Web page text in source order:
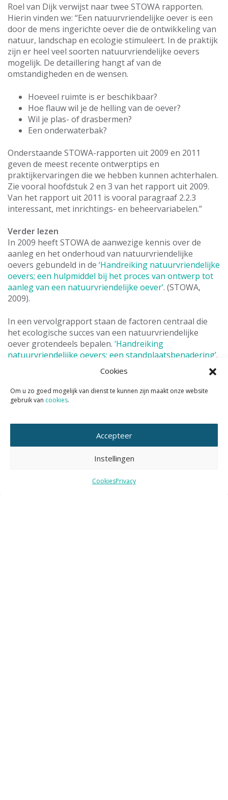
Cookies
Om u zo goed mogelijk van dienst te kunnen zijn maakt onze website
gebruik van cookies.
Accepteer
Instellingen
CookiesPrivacy
Roel van Dijk verwijst naar twee STOWA rapporten.
Hierin vinden we: “Een natuurvriendelijke oever is een
door de mens ingerichte oever die de ontwikkeling van
natuur, landschap en ecologie stimuleert. In de praktijk
zijn er heel veel soorten natuurvriendelijke oevers
mogelijk. De detaillering hangt af van de
omstandigheden en de wensen.
Hoeveel ruimte is er beschikbaar?
Hoe flauw wil je de helling van de oever?
Wil je plas- of drasbermen?
Een onderwaterbak?
Onderstaande STOWA-rapporten uit 2009 en 2011
geven de meest recente ontwerptips en
praktijkervaringen die we hebben kunnen achterhalen.
Zie vooral hoofdstuk 2 en 3 van het rapport uit 2009.
Van het rapport uit 2011 is vooral paragraaf 2.2.3
interessant, met inrichtings- en beheervariabelen.”
Verder lezen
In 2009 heeft STOWA de aanwezige kennis over de
aanleg en het onderhoud van natuurvriendelijke
oevers gebundeld in de ‘Handreiking natuurvriendelijke
oevers; een hulpmiddel bij het proces van ontwerp tot
aanleg van een natuurvriendelijke oever’. (STOWA,
2009).
In een vervolgrapport staan de factoren centraal die
het ecologische succes van een natuurvriendelijke
oever grotendeels bepalen. ‘Handreiking
natuurvriendelijke oevers; een standplaatsbenadering’.
En zie ook deHandreiking ontwerpvoorschrift
Natuurvriendelijke oevers